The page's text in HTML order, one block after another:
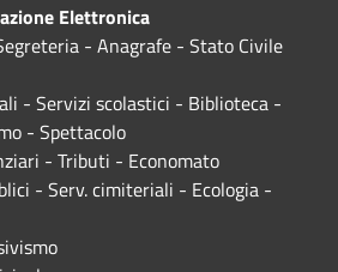
Elettronica
- Anagrafe - Stato Civile
- Servizi scolastici - Biblioteca -
- Spettacolo
- Tributi - Economato
- Serv. cimiteriali - Ecologia -